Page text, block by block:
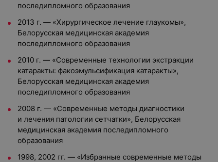
последипломного образования
2013 г. — «Хирургическое лечение глаукомы»,
Белорусская медицинская академия
последипломного образования
2010 г. — «Современные технологии экстракции
катаракты: факоэмульсификация катаракты»,
Белорусская медицинская академия
последипломного образования
2008 г. — «Современные методы диагностики
и лечения патологии сетчатки», Белорусская
медицинская академия последипломного
образования
1998, 2002 гг. — «Избранные современные методы